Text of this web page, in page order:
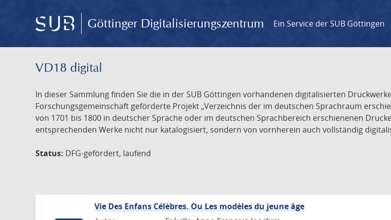
Göttinger Digitalisierungszentrum Ein Service der SUB Göttingen
VD18 digital
In dieser Sammlung finden Sie die in der SUB Göttingen vorhandenen digitalisierten
Forschungsgemeinschaft geförderte Projekt „Verzeichnis der im deutschen Sprachraum
von 1701 bis 1800 in deutscher Sprache oder im deutschen Sprachbereich erschienenen
entsprechenden Werke nicht nur katalogisiert, sondern von vornherein auch vollständig
Status: DFG-gefördert, laufend
Vie Des Enfans Célèbres. Ou Les modèles du jeune âge